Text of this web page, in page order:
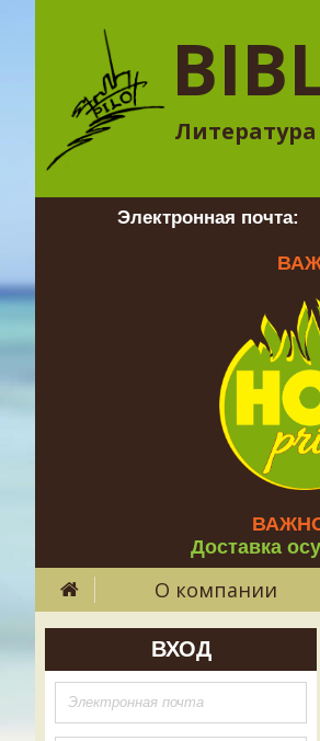
Электронная почта:
Доставка
О компании
ВХОД